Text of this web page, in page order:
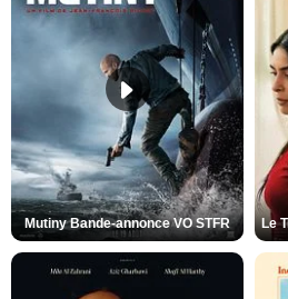
Mutiny Bande-annonce VO STFR Le